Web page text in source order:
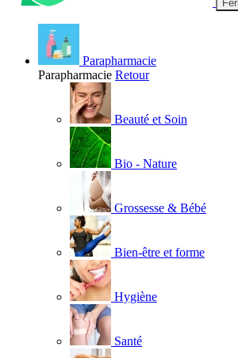
Parapharmacie
Parapharmacie Retour
Beauté et Soin
Bio - Nature
Grossesse & Bébé
Bien-être et forme
Hygiène
Santé